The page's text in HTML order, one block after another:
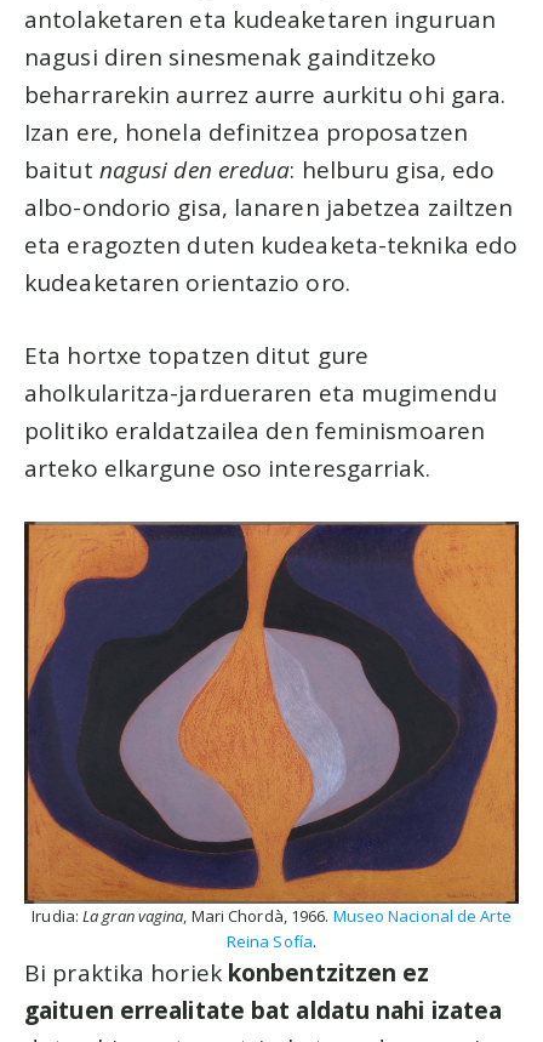
antolaketaren eta kudeaketaren inguruan
nagusi diren sinesmenak gainditzeko
beharrarekin aurrez aurre aurkitu ohi gara.
Izan ere, honela definitzea proposatzen
baitut nagusi den eredua: helburu gisa, edo
albo-ondorio gisa, lanaren jabetzea zailtzen
eta eragozten duten kudeaketa-teknika edo
kudeaketaren orientazio oro.
Eta hortxe topatzen ditut gure
aholkularitza-jardueraren eta mugimendu
politiko eraldatzailea den feminismoaren
arteko elkargune oso interesgarriak.
Irudia:La gran vagina, Mari Chordà, 1966. Museo Nacional de Arte
Reina Sofía.
Bi praktika horiek konbentzitzen ez
gaituen errealitate bat aldatu nahi izatea